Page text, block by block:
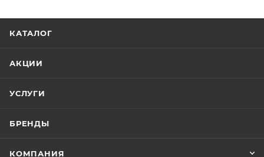
КАТАЛОГ
АКЦИИ
УСЛУГИ
БРЕНДЫ
КОМПАНИЯ